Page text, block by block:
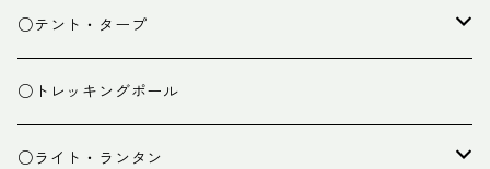
スタッフバッグ
ザック小物
クッカー
バーナー
カトラリー
○テント・タープ
テント
タープ
○トレッキングポール
○ライト・ランタン